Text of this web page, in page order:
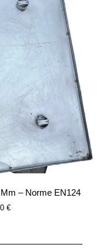
– Norme EN124
€